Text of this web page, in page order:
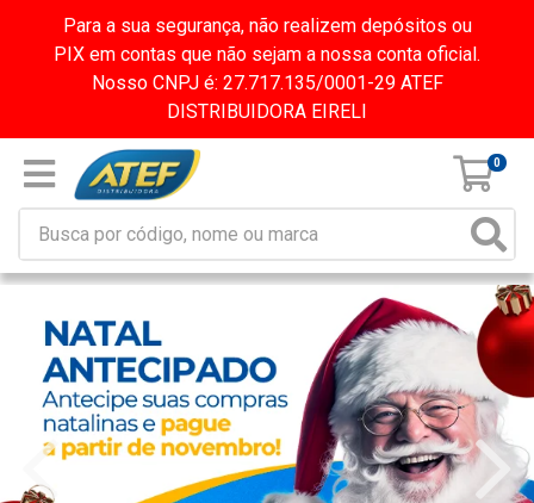
Para a sua segurança, não realizem depósitos ou
PIX em contas que não sejam a nossa conta oficial.
Nosso CNPJ é: 27.717.135/0001-29 ATEF
DISTRIBUIDORA EIRELI
0